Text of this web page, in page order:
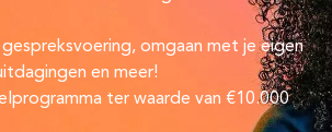
gespreksvoering, omgaan met je eigen
en meer!
ter waarde van €10.000